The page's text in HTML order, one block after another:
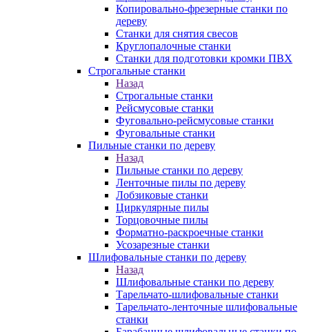
Копировально-фрезерные станки по
дереву
Станки для снятия свесов
Круглопалочные станки
Станки для подготовки кромки ПВХ
Строгальные станки
Назад
Строгальные станки
Рейсмусовые станки
Фуговально-рейсмусовые станки
Фуговальные станки
Пильные станки по дереву
Назад
Пильные станки по дереву
Ленточные пилы по дереву
Лобзиковые станки
Циркулярные пилы
Торцовочные пилы
Форматно-раскроечные станки
Усозарезные станки
Шлифовальные станки по дереву
Назад
Шлифовальные станки по дереву
Тарельчато-шлифовальные станки
Тарельчато-ленточные шлифовальные
станки